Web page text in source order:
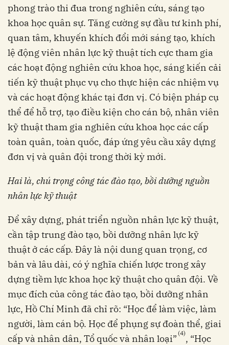
phong trào thi đua trong nghiên cứu, sáng tạo
khoa học quân sự. Tăng cường sự đầu tư kinh phí,
quan tâm, khuyến khích đổi mới sáng tạo, khích
lệ động viên nhân lực kỹ thuật tích cực tham gia
các hoạt động nghiên cứu khoa học, sáng kiến cải
tiến kỹ thuật phục vụ cho thực hiện các nhiệm vụ
và các hoạt động khác tại đơn vị. Có biện pháp cụ
thể để hỗ trợ, tạo điều kiện cho cán bộ, nhân viên
kỹ thuật tham gia nghiên cứu khoa học các cấp
toàn quân, toàn quốc, đáp ứng yêu cầu xây dựng
đơn vị và quân đội trong thời kỳ mới.
Hai là, chú trọng công tác đào tạo, bồi dưỡng nguồn
nhân lực kỹ thuật
Để xây dựng, phát triển nguồn nhân lực kỹ thuật,
cần tập trung đào tạo, bồi dưỡng nhân lực kỹ
thuật ở các cấp. Đây là nội dung quan trọng, cơ
bản và lâu dài, có ý nghĩa chiến lược trong xây
dựng tiềm lực khoa học kỹ thuật cho quân đội. Về
mục đích của công tác đào tạo, bồi dưỡng nhân
lực, Hồ Chí Minh đã chỉ rõ: “Học để làm việc, làm
người, làm cán bộ. Học để phụng sự đoàn thể, giai
cấp và nhân dân, Tổ quốc và nhân loại” (4), “Học